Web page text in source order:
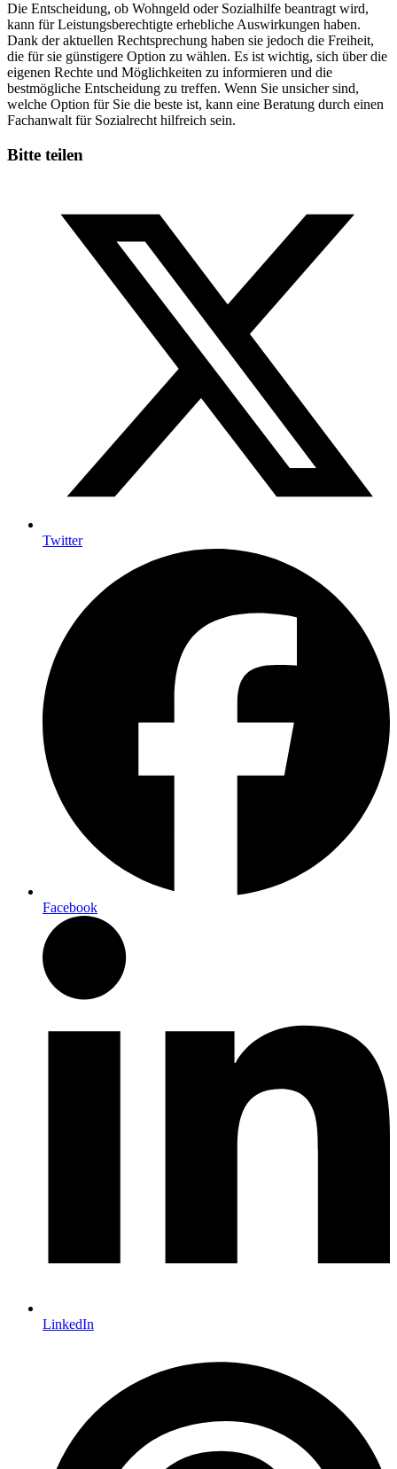
Die Entscheidung, ob Wohngeld oder Sozialhilfe beantragt wird,
kann für Leistungsberechtigte erhebliche Auswirkungen haben.
Dank der aktuellen Rechtsprechung haben sie jedoch die Freiheit,
die für sie günstigere Option zu wählen. Es ist wichtig, sich über die
eigenen Rechte und Möglichkeiten zu informieren und die
bestmögliche Entscheidung zu treffen. Wenn Sie unsicher sind,
welche Option für Sie die beste ist, kann eine Beratung durch einen
Fachanwalt für Sozialrecht hilfreich sein.
Bitte teilen
Twitter
Facebook
LinkedIn